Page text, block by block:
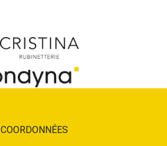
COORDONNÉES